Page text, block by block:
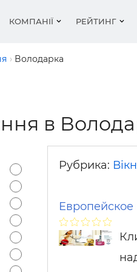
КОМПАНІЇ РЕЙТИНГ
Медіа
Вікна і
Сипучі
цемент
Володарка
в
Рубрика:
Европейское